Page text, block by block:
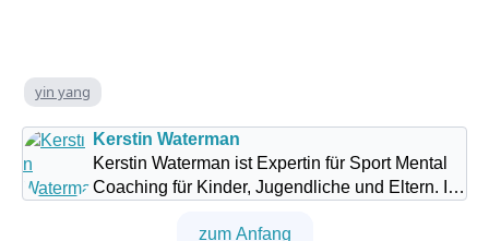
yin yang
Kerstin Waterman
Kerstin Waterman ist Expertin für Sport Mental
Coaching für Kinder, Jugendliche und Eltern. Im
mentale Stärke und echten Flow im Sportalltag
zum Anfang